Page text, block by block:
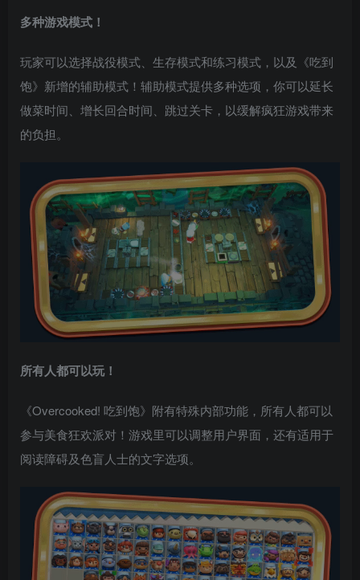
多种游戏模式！
玩家可以选择战役模式、生存模式和练习模式，以及《吃到
饱》新增的辅助模式！辅助模式提供多种选项，你可以延长
做菜时间、增长回合时间、跳过关卡，以缓解疯狂游戏带来
的负担。
所有人都可以玩！
《Overcooked! 吃到饱》附有特殊内部功能，所有人都可以
参与美食狂欢派对！游戏里可以调整用户界面，还有适用于
阅读障碍及色盲人士的文字选项。